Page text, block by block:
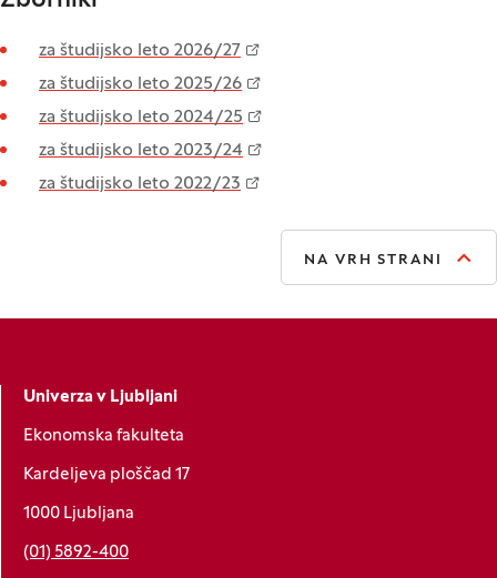
za študijsko leto 2026/27
za študijsko leto 2025/26
za študijsko leto 2024/25
za študijsko leto 2023/24
za študijsko leto 2022/23
NA VRH STRANI
Univerza v Ljubljani
Ekonomska fakulteta
Kardeljeva ploščad 17
1000 Ljubljana
(01) 5892-400